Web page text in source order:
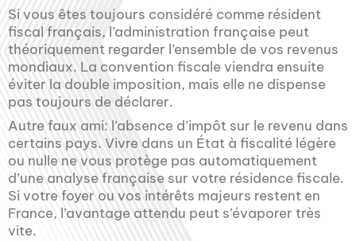
Si vous êtes toujours considéré comme résident
fiscal français, l’administration française peut
théoriquement regarder l’ensemble de vos revenus
mondiaux. La convention fiscale viendra ensuite
éviter la double imposition, mais elle ne dispense
pas toujours de déclarer.
Autre faux ami: l’absence d’impôt sur le revenu dans
certains pays. Vivre dans un État à fiscalité légère
ou nulle ne vous protège pas automatiquement
d’une analyse française sur votre résidence fiscale.
Si votre foyer ou vos intérêts majeurs restent en
France, l’avantage attendu peut s’évaporer très
vite.